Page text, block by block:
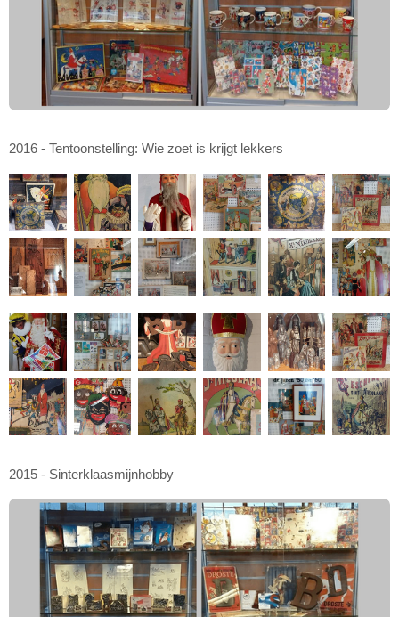
2016 - Tentoonstelling: Wie zoet is krijgt lekkers
2015 - Sinterklaasmijnhobby